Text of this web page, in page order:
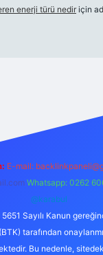
enerji türü nedir için
E-mail:
Whatsapp: 0262
@karabul
Sayılı Kanun
tarafından
Bu nedenle,